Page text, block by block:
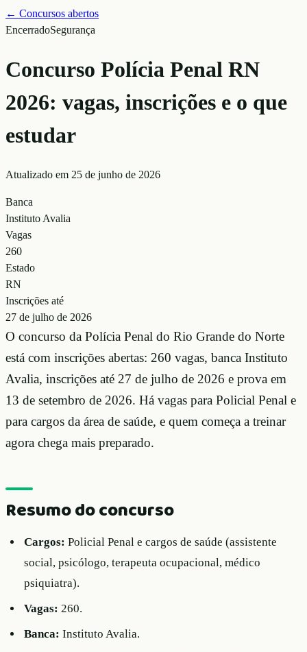
← Concursos abertos
EncerradoSegurança
Concurso Polícia Penal RN
2026: vagas, inscrições e o que
estudar
Atualizado em 25 de junho de 2026
Banca
Instituto Avalia
Vagas
260
Estado
RN
Inscrições até
27 de julho de 2026
O concurso da Polícia Penal do Rio Grande do Norte
está com inscrições abertas: 260 vagas, banca Instituto
Avalia, inscrições até 27 de julho de 2026 e prova em
13 de setembro de 2026. Há vagas para Policial Penal e
para cargos da área de saúde, e quem começa a treinar
agora chega mais preparado.
Resumo do concurso
Cargos: Policial Penal e cargos de saúde (assistente
social, psicólogo, terapeuta ocupacional, médico
psiquiatra).
Vagas: 260.
Banca: Instituto Avalia.